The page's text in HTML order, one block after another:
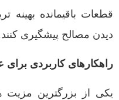
قطعات باقیمانده بهینه
دیدن مصالح پیشگیری
راهکارهای کاربردی
یکی از بزرگترین